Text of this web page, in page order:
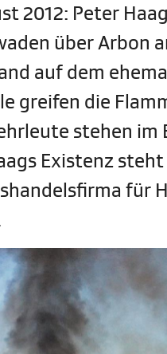
2012: Peter
über Arbon
auf dem
greifen die
stehen
Existenz
für